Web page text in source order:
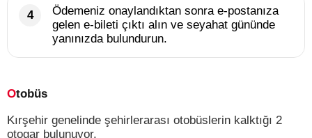
Ödemeniz onaylandıktan sonra e-postanıza
gelen e-bileti çıktı alın ve seyahat gününde
yanınızda bulundurun.
Otobüs
Kırşehir genelinde şehirlerarası otobüslerin kalktığı 2
otogar bulunuyor.